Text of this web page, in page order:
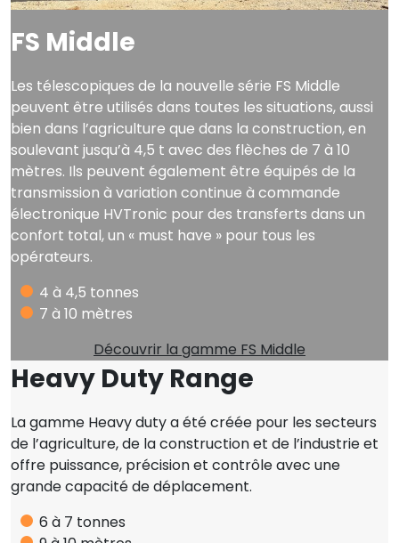
FS Middle
Les télescopiques de la nouvelle série FS Middle
peuvent être utilisés dans toutes les situations, aussi
bien dans l’agriculture que dans la construction, en
soulevant jusqu’à 4,5 t avec des flèches de 7 à 10
mètres. Ils peuvent également être équipés de la
transmission à variation continue à commande
électronique HVTronic pour des transferts dans un
confort total, un « must have » pour tous les
opérateurs.
4 à 4,5 tonnes
7 à 10 mètres
Découvrir la gamme FS Middle
Heavy Duty Range
La gamme Heavy duty a été créée pour les secteurs
de l’agriculture, de la construction et de l’industrie et
offre puissance, précision et contrôle avec une
grande capacité de déplacement.
6 à 7 tonnes